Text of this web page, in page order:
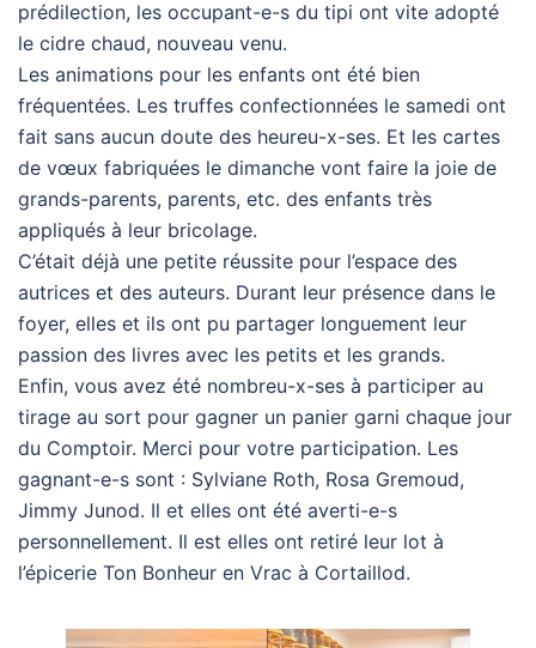
prédilection, les occupant-e-s du tipi ont vite adopté
le cidre chaud, nouveau venu.
Les animations pour les enfants ont été bien
fréquentées. Les truffes confectionnées le samedi ont
fait sans aucun doute des heureu-x-ses. Et les cartes
de vœux fabriquées le dimanche vont faire la joie de
grands-parents, parents, etc. des enfants très
appliqués à leur bricolage.
C’était déjà une petite réussite pour l’espace des
autrices et des auteurs. Durant leur présence dans le
foyer, elles et ils ont pu partager longuement leur
passion des livres avec les petits et les grands.
Enfin, vous avez été nombreu-x-ses à participer au
tirage au sort pour gagner un panier garni chaque jour
du Comptoir. Merci pour votre participation. Les
gagnant-e-s sont : Sylviane Roth, Rosa Gremoud,
Jimmy Junod. Il et elles ont été averti-e-s
personnellement. Il est elles ont retiré leur lot à
l’épicerie Ton Bonheur en Vrac à Cortaillod.